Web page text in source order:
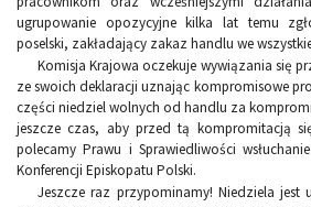
ugrupowanie opozycyjne kilka lat temu
poselski, zakładający zakaz handlu we
Komisja Krajowa oczekuje wywiązania się
ze swoich deklaracji uznając kompromisowe
części niedziel wolnych od handlu za
jeszcze czas, aby przed tą kompromitacją
polecamy Prawu i Sprawiedliwości
Konferencji Episkopatu Polski.
Jeszcze raz przypominamy! Niedziela jest